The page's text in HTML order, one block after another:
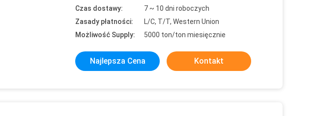
Czas dostawy:
7 ~ 10 dni roboczych
Zasady płatności:
L/C, T/T, Western Union
Możliwość Supply:
5000 ton/ton miesięcznie
Najlepsza Cena Kontakt